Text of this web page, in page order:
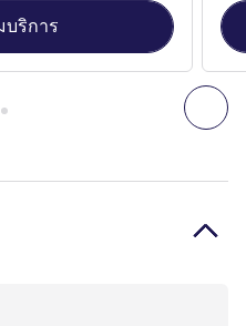
ถั
room with 1 double bed ,
ริการ